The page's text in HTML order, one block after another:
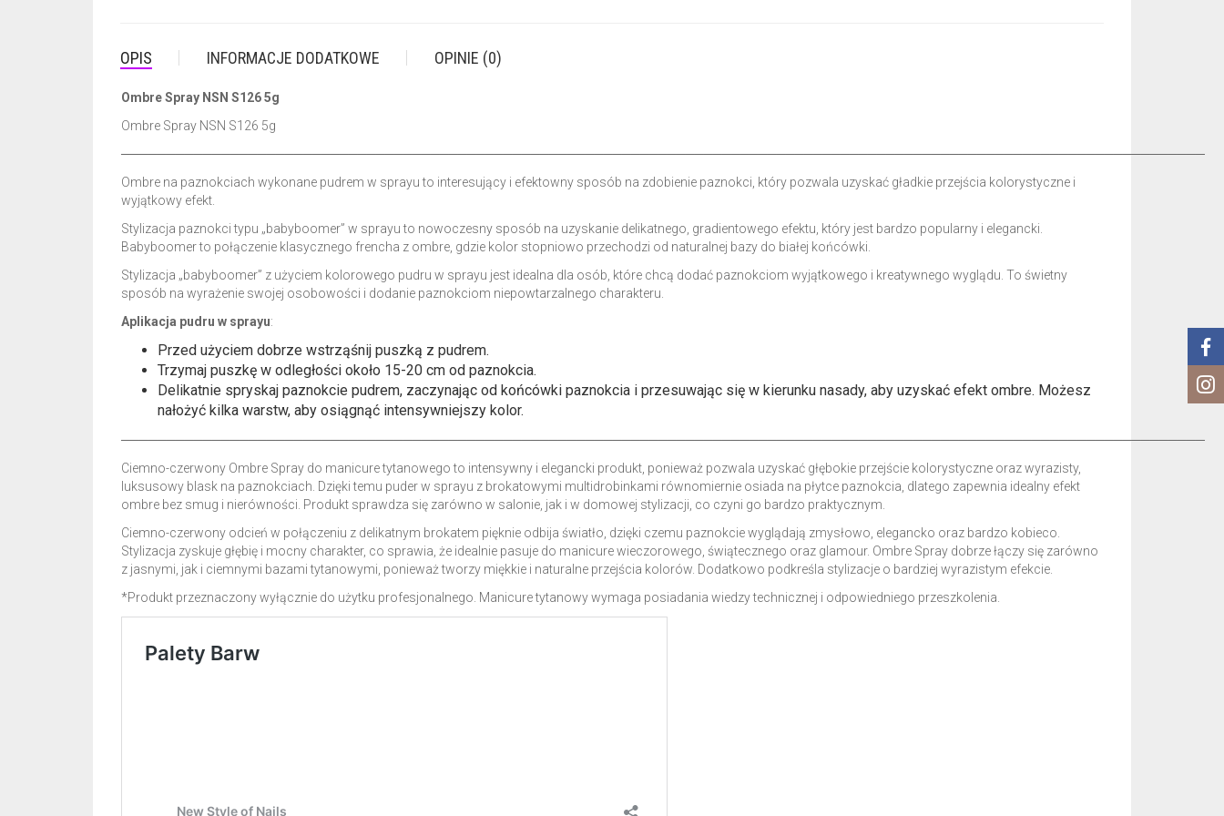
OPIS INFORMACJE DODATKOWE OPINIE (0)
Ombre Spray NSN S126 5g
Ombre Spray NSN S126 5g
───────────────────────────────────────────────────────────────────────────────────────────────────────────────────────
Ombre na paznokciach wykonane pudrem w sprayu to interesujący i efektowny sposób na zdobienie paznokci, który pozwala uzyskać gładkie przejścia kolorystyczne i
wyjątkowy efekt.
Stylizacja paznokci typu „babyboomer” w sprayu to nowoczesny sposób na uzyskanie delikatnego, gradientowego efektu, który jest bardzo popularny i elegancki.
Babyboomer to połączenie klasycznego frencha z ombre, gdzie kolor stopniowo przechodzi od naturalnej bazy do białej końcówki.
Stylizacja „babyboomer” z użyciem kolorowego pudru w sprayu jest idealna dla osób, które chcą dodać paznokciom wyjątkowego i kreatywnego wyglądu. To świetny
sposób na wyrażenie swojej osobowości i dodanie paznokciom niepowtarzalnego charakteru.
Aplikacja pudru w sprayu:
Przed użyciem dobrze wstrząśnij puszką z pudrem.
Trzymaj puszkę w odległości około 15-20 cm od paznokcia.
Delikatnie spryskaj paznokcie pudrem, zaczynając od końcówki paznokcia i przesuwając się w kierunku nasady, aby uzyskać efekt ombre. Możesz
nałożyć kilka warstw, aby osiągnąć intensywniejszy kolor.
───────────────────────────────────────────────────────────────────────────────────────────────────────────────────────
Ciemno-czerwony Ombre Spray do manicure tytanowego to intensywny i elegancki produkt, ponieważ pozwala uzyskać głębokie przejście kolorystyczne oraz wyrazisty,
luksusowy blask na paznokciach. Dzięki temu puder w sprayu z brokatowymi multidrobinkami równomiernie osiada na płytce paznokcia, dlatego zapewnia idealny efekt
ombre bez smug i nierówności. Produkt sprawdza się zarówno w salonie, jak i w domowej stylizacji, co czyni go bardzo praktycznym.
Ciemno-czerwony odcień w połączeniu z delikatnym brokatem pięknie odbija światło, dzięki czemu paznokcie wyglądają zmysłowo, elegancko oraz bardzo kobieco.
Stylizacja zyskuje głębię i mocny charakter, co sprawia, że idealnie pasuje do manicure wieczorowego, świątecznego oraz glamour. Ombre Spray dobrze łączy się zarówno
z jasnymi, jak i ciemnymi bazami tytanowymi, ponieważ tworzy miękkie i naturalne przejścia kolorów. Dodatkowo podkreśla stylizacje o bardziej wyrazistym efekcie.
*Produkt przeznaczony wyłącznie do użytku profesjonalnego. Manicure tytanowy wymaga posiadania wiedzy technicznej i odpowiedniego przeszkolenia.